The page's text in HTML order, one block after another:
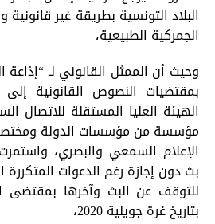
البلاد التونسية بطريقة غير
الجمركية الطبيعية،
وحيث أن الممثل القانوني لـ “إذاعة
بمقتضيات النصوص القانونية إلى
الهيئة العليا المستقلة للاتصال
مؤسسة من مؤسسات الدولة
الإعلام السمعي والبصري،
بث دون إجازة رغم الدعوات
للتوقف عن البث وآخرها بمقتضى
بتاريخ غرة جويلية 2020،